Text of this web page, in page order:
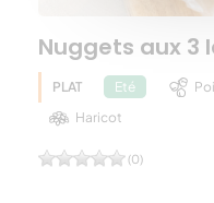
Nuggets aux 3
PLAT Eté
Haricot
(0)